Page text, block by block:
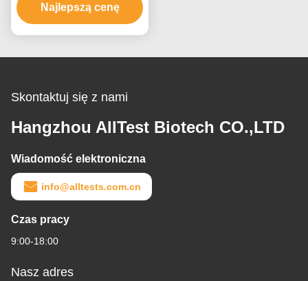
Najlepszą cenę
Skontaktuj się z nami
Hangzhou AllTest Biotech CO.,LTD
Wiadomość elektroniczna
info@alltests.com.cn
Czas pracy
9:00-18:00
Nasz adres